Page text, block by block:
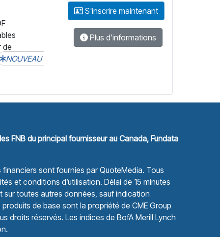
de
NOUVEAU
S'inscrire maintenant
Plus d'informations
FNB du principal fournisseur au Canada, Fundata
sont fournies parQuoteMedia. Tous
et conditions d’utilisation. Délai de 15 minutes
sur toutes autres données, sauf indication
de base sont la propriété de CME Group
droits réservés. Les indices de BofA Merill Lynch